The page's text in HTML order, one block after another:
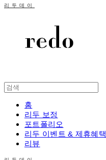
리두데이
홈
리두 보정
포트폴리오
리두 이벤트 & 제휴혜택
리뷰